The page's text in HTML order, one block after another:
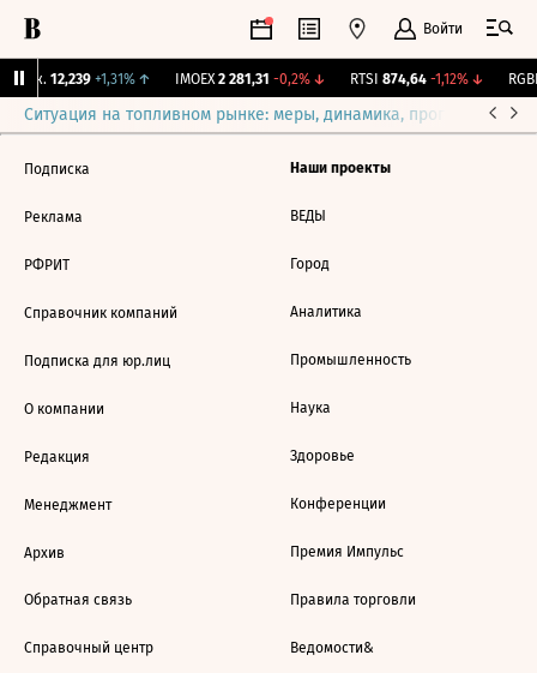
Войти
Бирж. 12,239 +1,31%↑ IMOEX 2 281,31 -0,2%↓ RTSI 874,64 -1,12%↓ RGBI
Ситуация на топливном рынке: меры, динамика, прогнозы
Подписка
Реклама
РФРИТ
Справочник компаний
Подписка для юр.лиц
О компании
Редакция
Менеджмент
Архив
Обратная связь
Справочный центр
Наши проекты
ВЕДЫ
Город
Аналитика
Промышленность
Наука
Здоровье
Конференции
Премия Импульс
Правила торговли
Ведомости&